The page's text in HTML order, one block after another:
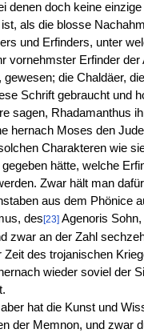
denen doch keine
als die blosse
und Erfinders, unter
vornehmster Erfinder der
gewesen; die Chaldäer,
Schrift gebraucht und
sagen, Rhadamanthus
hernach Moses den
Charakteren wie
hätte, welche
Zwar hält man
aus dem Phönice
des[23]Agenoris Sohn,
zwar an der Zahl
Zeit des trojanischen
wieder soviel der
hat die Kunst und
der Memnon, und zwar